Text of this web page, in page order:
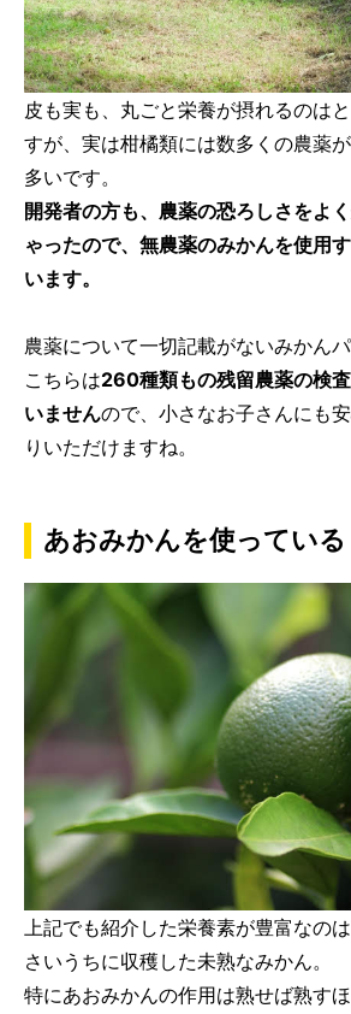
皮も実も、丸ごと栄養が摂れるのは
すが、実は柑橘類には数多くの農薬
多いです。
開発者の方も、農薬の恐ろしさをよ
ゃったので、無農薬のみかんを使用
います。
農薬について一切記載がないみかんパ
こちらは260種類もの残留農薬の検
いませんので、小さなお子さんにも
りいただけますね。
あおみかんを使っている
上記でも紹介した栄養素が豊富なの
さいうちに収穫した未熟なみかん。
特にあおみかんの作用は熟せば熟す